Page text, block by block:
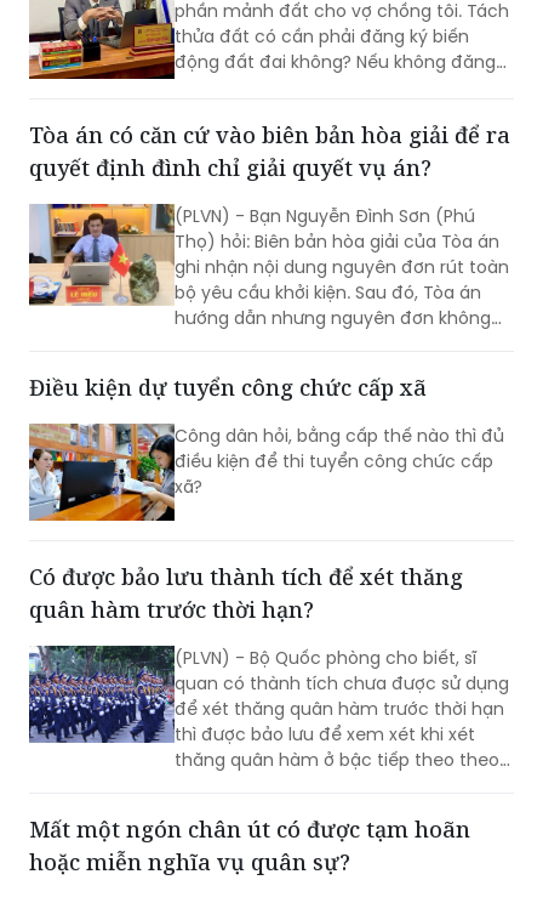
không?
phần mảnh đất cho vợ chồng tôi. Tách
thửa đất có cần phải đăng ký biến
động đất đai không? Nếu không đăng
Tòa án có căn cứ vào biên bản hòa giải để ra
quyết định đình chỉ giải quyết vụ án?
(PLVN) - Bạn Nguyễn Đình Sơn (Phú
Thọ) hỏi: Biên bản hòa giải của Tòa án
ghi nhận nội dung nguyên đơn rút toàn
bộ yêu cầu khởi kiện. Sau đó, Tòa án
hướng dẫn nhưng nguyên đơn không
hiện nguyên đơn đã rút toàn bộ yêu
cầu khởi kiện để ra quyết định đình chỉ
giải quyết vụ án theo quy định tại Điều
217 của Bộ luật Tố tụng dân sự được
không?
Điều kiện dự tuyển công chức cấp xã
Công dân hỏi, bằng cấp thế nào thì đủ
điều kiện để thi tuyển công chức cấp
xã?
Có được bảo lưu thành tích để xét thăng
quân hàm trước thời hạn?
(PLVN) - Bộ Quốc phòng cho biết, sĩ
quan có thành tích chưa được sử dụng
để xét thăng quân hàm trước thời hạn
thì được bảo lưu để xem xét khi xét
thăng quân hàm ở bậc tiếp theo theo
Mất một ngón chân út có được tạm hoãn
hoặc miễn nghĩa vụ quân sự?